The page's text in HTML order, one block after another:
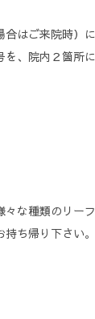
合はご来院時）
、院内２箇所
な種類のリー
ち帰り下さい。